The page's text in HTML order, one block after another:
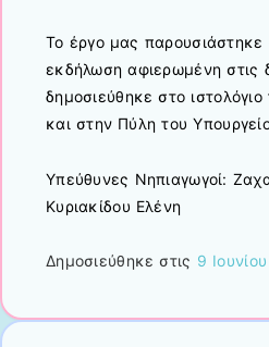
Το έργο μας παρουσιάστηκε
εκδήλωση αφιερωμένη στις
δημοσιεύθηκε στο
και στην Πύλη του
Υπεύθυνες Νηπιαγωγοί:
Κυριακίδου Ελένη
Δημοσιεύθηκε στις 9